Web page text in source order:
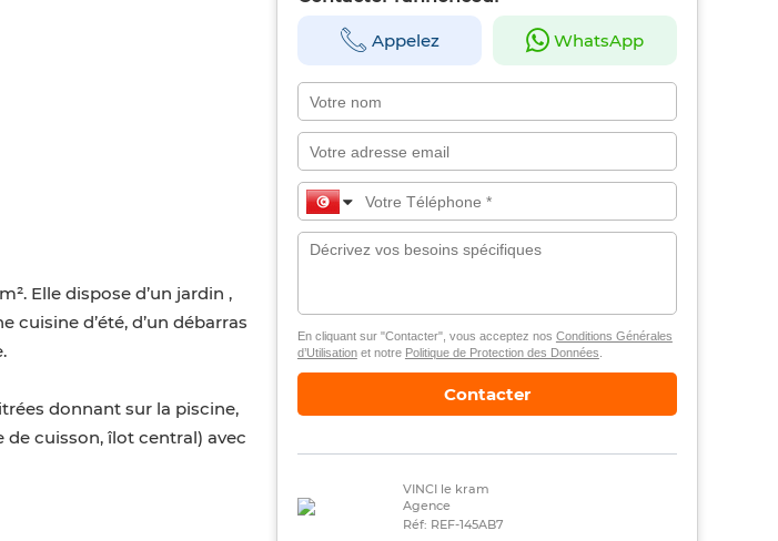
Elle dispose d’un jardin ,
d’été, d’un débarras
donnant sur la piscine,
cuisson, îlot central) avec
Appelez WhatsApp
En cliquant sur "Contacter", vous acceptez nos Conditions Générales
d’Utilisationet notre Politique de Protection des Données
Contacter
VINCI le kram
Agence
Réf: REF-145AB7